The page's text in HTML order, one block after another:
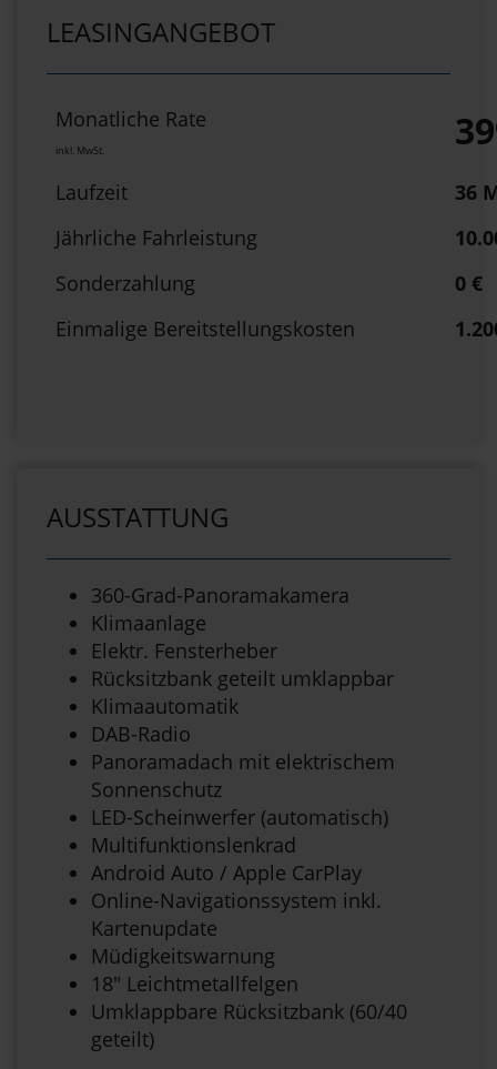
LEASINGANGEBOT
Monatliche Rate
inkl. MwSt.
Laufzeit
36
Jährliche Fahrleistung
Sonderzahlung
0 €
Einmalige Bereitstellungskosten
AUSSTATTUNG
360-Grad-Panoramakamera
Klimaanlage
Elektr. Fensterheber
Rücksitzbank geteilt umklappbar
Klimaautomatik
DAB-Radio
Panoramadach mit elektrischem
Sonnenschutz
LED-Scheinwerfer (automatisch)
Multifunktionslenkrad
Android Auto / Apple CarPlay
Online-Navigationssystem inkl.
Kartenupdate
Müdigkeitswarnung
18" Leichtmetallfelgen
Umklappbare Rücksitzbank (60/40
geteilt)